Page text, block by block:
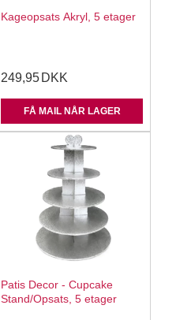
Kageopsats Akryl, 5 etager
249,95 DKK
FÅ MAIL NÅR LAGER
Patis Decor - Cupcake
Stand/Opsats, 5 etager